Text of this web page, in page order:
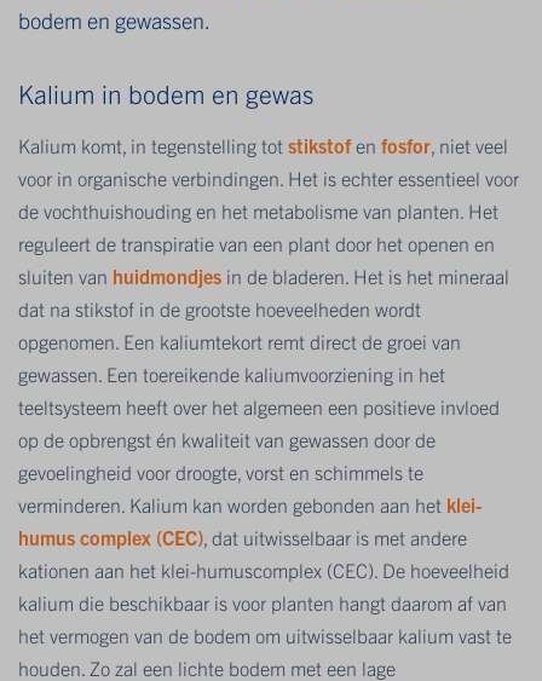
bodem en gewassen.
Kalium in bodem en gewas
Kalium komt, in tegenstelling tot stikstofen fosfor , niet veel
voor in organische verbindingen. Het is echter essentieel voor
de vochthuishouding en het metabolisme van planten. Het
reguleert de transpiratie van een plant door het openen en
sluiten van huidmondjes in de bladeren. Het is het mineraal
dat na stikstof in de grootste hoeveelheden wordt
opgenomen. Een kaliumtekort remt direct de groei van
gewassen. Een toereikende kaliumvoorziening in het
teeltsysteem heeft over het algemeen een positieve invloed
op de opbrengst én kwaliteit van gewassen door de
gevoelingheid voor droogte, vorst en schimmels te
verminderen. Kalium kan worden gebonden aan het klei-
humus complex (CEC) , dat uitwisselbaar is met andere
kationen aan het klei-humuscomplex (CEC). De hoeveelheid
kalium die beschikbaar is voor planten hangt daarom af van
het vermogen van de bodem om uitwisselbaar kalium vast te
houden. Zo zal een lichte bodem met een lage